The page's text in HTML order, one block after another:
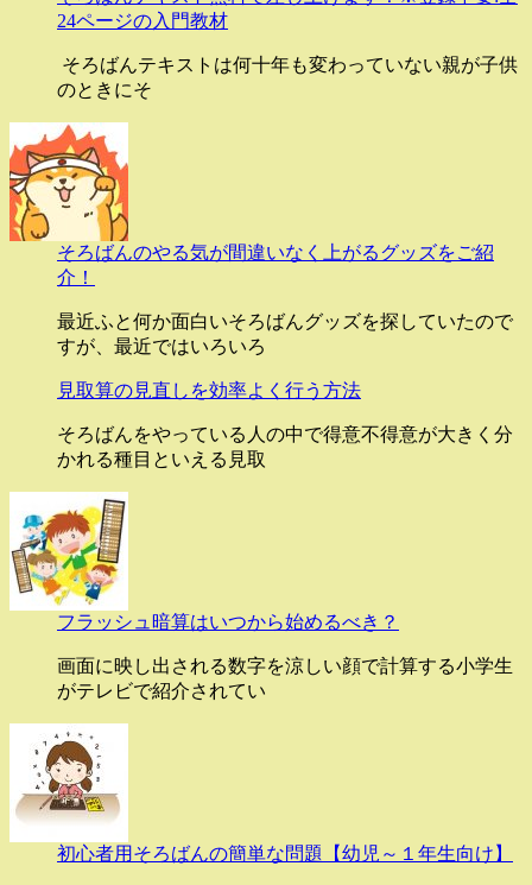
24ページの入門教材
そろばんテキストは何十年も変わっていない親が子供
のときにそ
そろばんのやる気が間違いなく上がるグッズをご紹
介！
最近ふと何か面白いそろばんグッズを探していたので
すが、最近ではいろいろ
見取算の見直しを効率よく行う方法
そろばんをやっている人の中で得意不得意が大きく分
かれる種目といえる見取
フラッシュ暗算はいつから始めるべき？
画面に映し出される数字を涼しい顔で計算する小学生
がテレビで紹介されてい
初心者用そろばんの簡単な問題【幼児～１年生向け】